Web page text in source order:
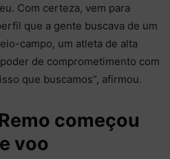
Com certeza, vem para
que a gente buscava de um
campo, um atleta de alta
de comprometimento com
que buscamos”, afirmou.
começou
voo